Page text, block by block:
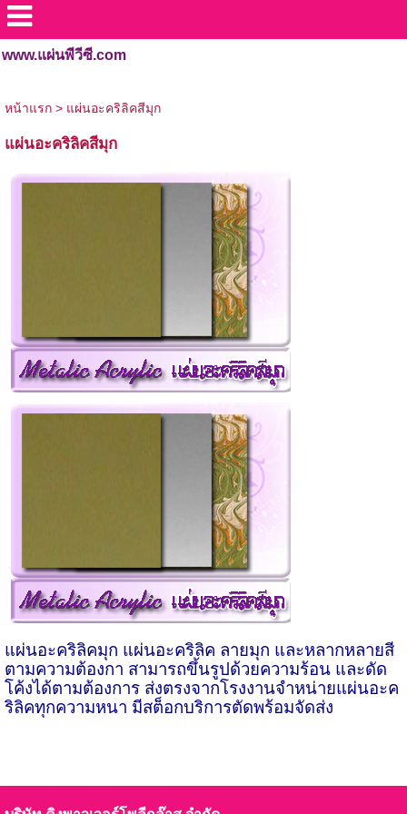
www.แผ่นพีวีซี.com
หน้าแรก> แผ่นอะคริลิคสีมุก
แผ่นอะคริลิคสีมุก
แผ่นอะคริลิคมุก แผ่นอะคริลิค ลายมุก และหลากหลายสี
ตามความต้องกา สามารถขึ้นรูปด้วยความร้อน และดัด
โค้งได้ตามต้องการ ส่งตรงจากโรงงาน‎จำหน่ายแผ่นอะค
ริลิคทุกความหนา มีสต็อกบริการตัดพร้อมจัดส่ง